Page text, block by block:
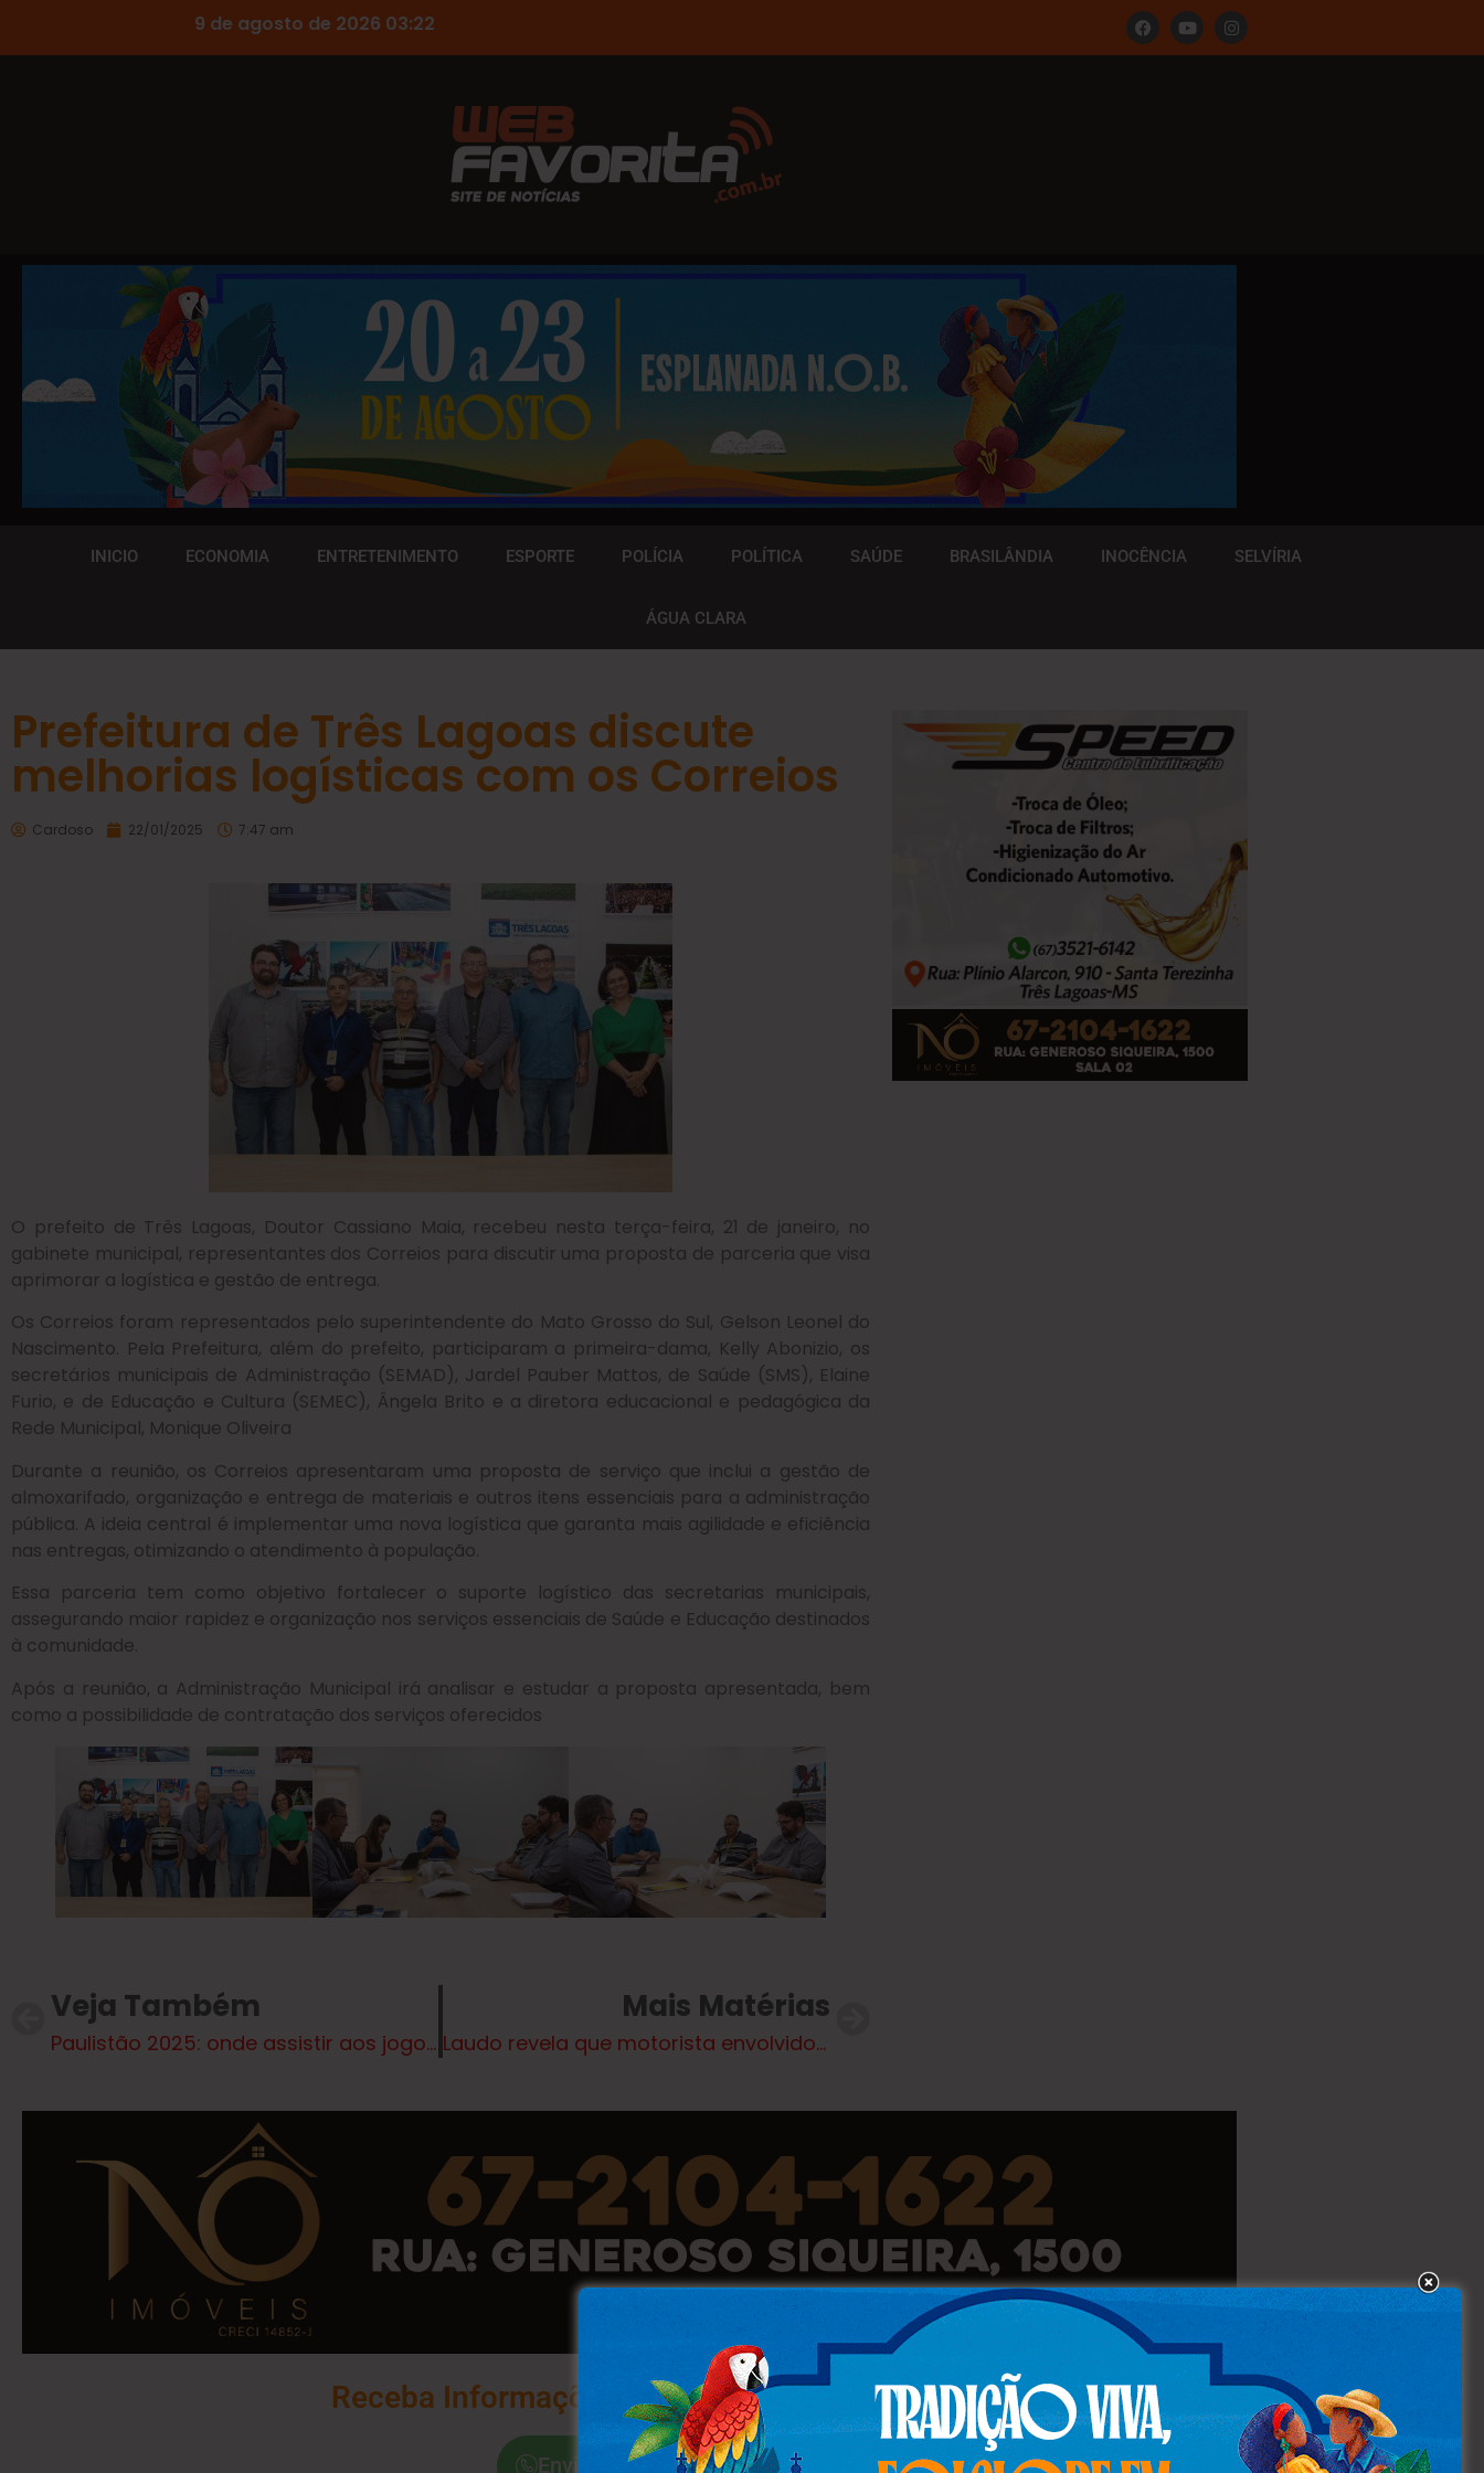
9 de agosto de 2026 03:22
INICIO ECONOMIA ENTRETENIMENTO ESPORTE POLÍCIA POLÍTICA SAÚDE BRASILÂNDIA INOCÊNCIA SELVÍRIA
ÁGUA CLARA
Prefeitura de Três Lagoas discute
melhorias logísticas com os Correios
Cardoso 22/01/2025 7:47 am
O prefeito de Três Lagoas, Doutor Cassiano Maia, recebeu nesta terça-feira, 21 de janeiro, no
gabinete municipal, representantes dos Correios para discutir uma proposta de parceria que visa
aprimorar a logística e gestão de entrega.
Os Correios foram representados pelo superintendente do Mato Grosso do Sul, Gelson Leonel do
Nascimento. Pela Prefeitura, além do prefeito, participaram a primeira-dama, Kelly Abonizio, os
secretários municipais de Administração (SEMAD), Jardel Pauber Mattos, de Saúde (SMS), Elaine
Furio, e de Educação e Cultura (SEMEC), Ângela Brito e a diretora educacional e pedagógica da
Rede Municipal, Monique Oliveira
Durante a reunião, os Correios apresentaram uma proposta de serviço que inclui a gestão de
almoxarifado, organização e entrega de materiais e outros itens essenciais para a administração
pública. A ideia central é implementar uma nova logística que garanta mais agilidade e eficiência
nas entregas, otimizando o atendimento à população.
Essa parceria tem como objetivo fortalecer o suporte logístico das secretarias municipais,
assegurando maior rapidez e organização nos serviços essenciais de Saúde e Educação destinados
à comunidade.
Após a reunião, a Administração Municipal irá analisar e estudar a proposta apresentada, bem
como a possibilidade de contratação dos serviços oferecidos
Veja Também
Paulistão 2025: onde assistir aos jogos hoje? Confira a lista completa de transmissão
Mais Matérias
Laudo revela que motorista envolvido em acidente com 39 mortos estava sob efeito de cocaína e ecstasy
Receba Informações na Palma da Sua Mão
Envie a Palavra "Sim"